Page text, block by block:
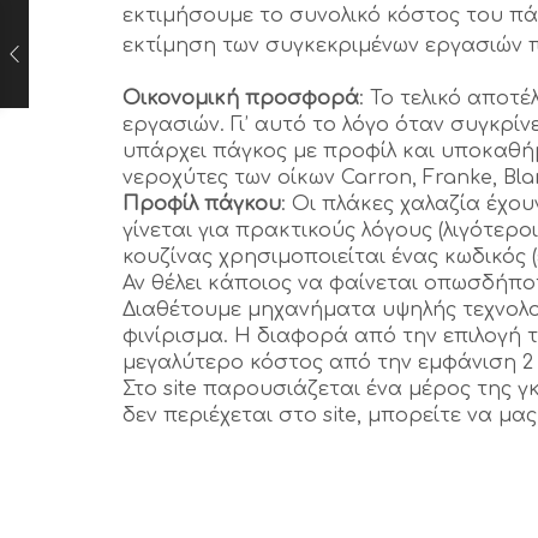
εκτιμήσουμε το συνολικό κόστος του
εκτίμηση των συγκεκριμένων εργασιών
Οικονομική προσφορά: Το τελικό
εργασιών. Γι’ αυτό το λόγο όταν
υπάρχει πάγκος με προφίλ και
νεροχύτες των οίκων Carron, Franke,
Προφίλ πάγκου: Οι πλάκες χαλαζία
γίνεται για πρακτικούς λόγους
κουζίνας χρησιμοποιείται ένας
Αν θέλει κάποιος να φαίνεται
Διαθέτουμε μηχανήματα υψηλής
φινίρισμα. Η διαφορά από την επιλογή
μεγαλύτερο κόστος από την εμφάνιση
Στο site παρουσιάζεται ένα μέρος της
δεν περιέχεται στο site, μπορείτε να